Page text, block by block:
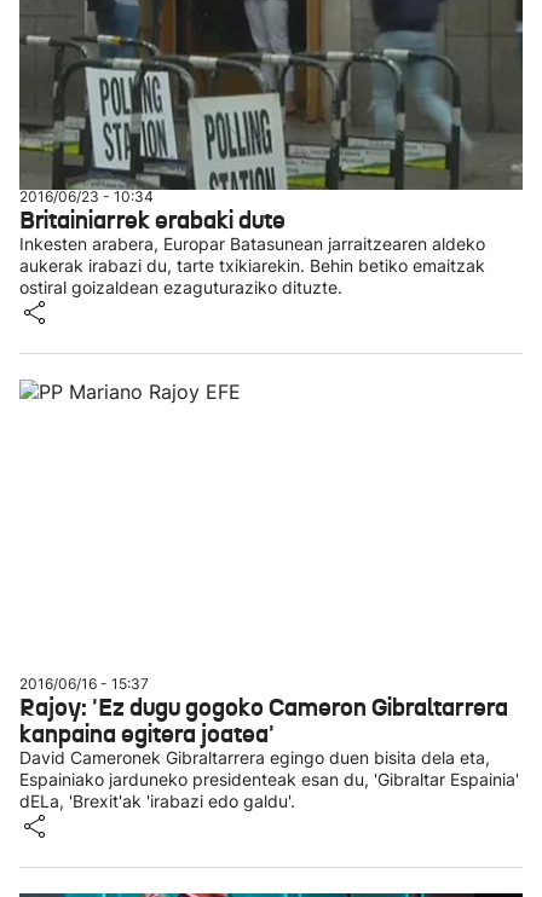
2016/06/23 - 10:34
Britainiarrek erabaki dute
Inkesten arabera, Europar Batasunean jarraitzearen aldeko
aukerak irabazi du, tarte txikiarekin. Behin betiko emaitzak
ostiral goizaldean ezaguturaziko dituzte.
2016/06/16 - 15:37
Rajoy: 'Ez dugu gogoko Cameron Gibraltarrera
kanpaina egitera joatea'
David Cameronek Gibraltarrera egingo duen bisita dela eta,
Espainiako jarduneko presidenteak esan du, 'Gibraltar Espainia'
dELa, 'Brexit'ak 'irabazi edo galdu'.